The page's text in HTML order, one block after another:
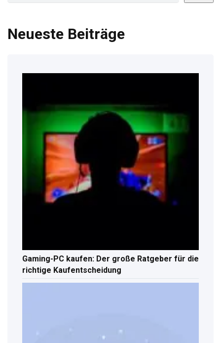
Neueste Beiträge
Gaming-PC kaufen: Der große Ratgeber für die
richtige Kaufentscheidung